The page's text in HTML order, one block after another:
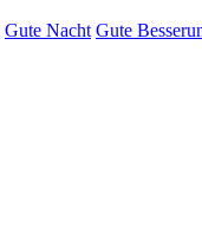
Gute Nacht Gute